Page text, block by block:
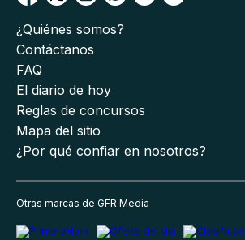
¿Quiénes somos?
Contáctanos
FAQ
El diario de hoy
Reglas de concursos
Mapa del sitio
¿Por qué confiar en nosotros?
Otras marcas de GFR Media